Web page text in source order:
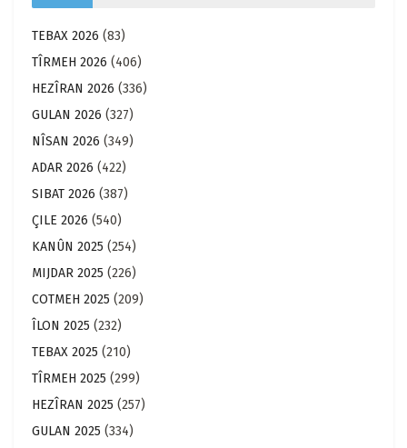
TEBAX 2026 (83)
TÎRMEH 2026 (406)
HEZÎRAN 2026 (336)
GULAN 2026 (327)
NÎSAN 2026 (349)
ADAR 2026 (422)
SIBAT 2026 (387)
ÇILE 2026 (540)
KANÛN 2025 (254)
MIJDAR 2025 (226)
COTMEH 2025 (209)
ÎLON 2025 (232)
TEBAX 2025 (210)
TÎRMEH 2025 (299)
HEZÎRAN 2025 (257)
GULAN 2025 (334)